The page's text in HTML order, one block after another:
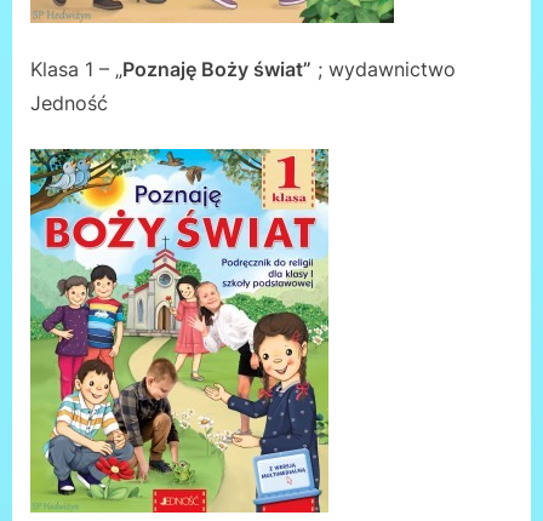
Klasa 1 – „Poznaję Boży świat” ; wydawnictwo
Jedność